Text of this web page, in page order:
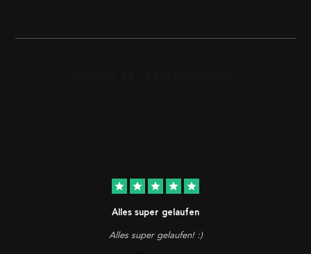
star star star star star
Alles super gelaufen
Alles super gelaufen! :)